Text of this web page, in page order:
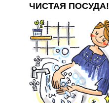
ЧИСТАЯ ПОСУДА!